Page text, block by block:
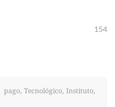
154
pago, Tecnológico, Instituto,